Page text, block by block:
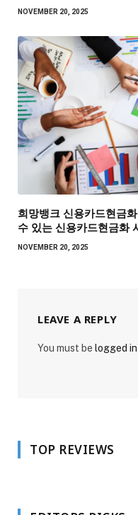
NOVEMBER 20, 2025
희망뱅크 신용카드현금
수 있는 신용카드현금화
NOVEMBER 20, 2025
LEAVE A REPLY
You must be logged in
TOP REVIEWS